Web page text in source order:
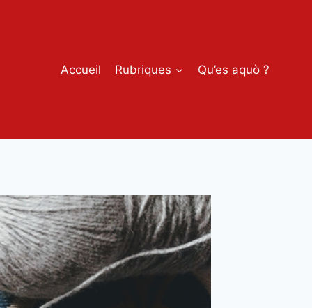
Accueil Rubriques Qu’es aquò ?